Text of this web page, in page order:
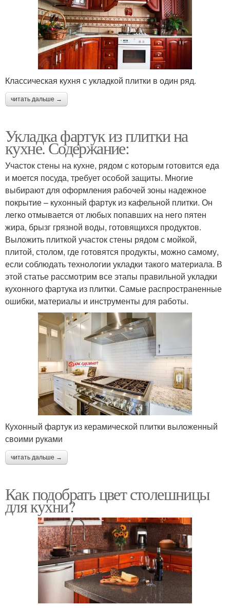
Классическая кухня с укладкой плитки в один ряд.
читать дальше →
Укладка фартук из плитки на
кухне. Содержание:
Участок стены на кухне, рядом с которым готовится еда
и моется посуда, требует особой защиты. Многие
выбирают для оформления рабочей зоны надежное
покрытие – кухонный фартук из кафельной плитки. Он
легко отмывается от любых попавших на него пятен
жира, брызг грязной воды, готовящихся продуктов.
Выложить плиткой участок стены рядом с мойкой,
плитой, столом, где готовятся продукты, можно самому,
если соблюдать технологии укладки такого материала. В
этой статье рассмотрим все этапы правильной укладки
кухонного фартука из плитки. Самые распространенные
ошибки, материалы и инструменты для работы.
Кухонный фартук из керамической плитки выложенный
своими руками
читать дальше →
Как подобрать цвет столешницы
для кухни?